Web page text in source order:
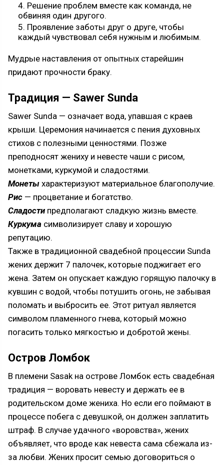
Решение проблем вместе как команда, не
обвиняя один другого.
Проявление заботы друг о друге, чтобы
каждый чувствовал себя нужным и любимым.
Мудрые наставления от опытных старейшин
придают прочности браку.
Традиция — Sawer Sunda
Sawer Sunda — означает вода, упавшая с краев
крыши. Церемония начинается с пения духовных
стихов с полезными ценностями. Позже
преподносят жениху и невесте чаши с рисом,
монетками, куркумой и сладостями.
Монеты характеризуют материальное благополучие.
Рис — процветание и богатство.
Сладости предполагают сладкую жизнь вместе.
Куркума символизирует славу и хорошую
репутацию.
Также в традиционной свадебной процессии Sunda
жених держит 7 палочек, которые поджигает его
жена. Затем он опускает каждую горящую палочку в
кувшин с водой, чтобы потушить огонь, не забывая
поломать и выбросить ее. Этот ритуал является
символом пламенного гнева, который можно
погасить только мягкостью и добротой жены.
Остров Ломбок
В племени Sasak на острове Ломбок есть свадебная
традиция — воровать невесту и держать ее в
родительском доме жениха. Но если его поймают в
процессе побега с девушкой, он должен заплатить
штраф. В случае удачного «воровства», жених
объявляет, что вроде как невеста сама сбежала из-
за любви. Жених просит семью договориться о